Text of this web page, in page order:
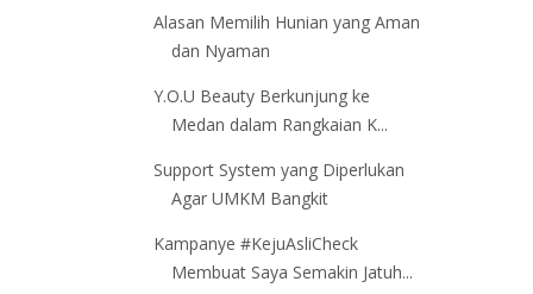
Alasan Memilih Hunian yang Aman
dan Nyaman
Y.O.U Beauty Berkunjung ke
Medan dalam Rangkaian K...
Support System yang Diperlukan
Agar UMKM Bangkit
Kampanye #KejuAsliCheck
Membuat Saya Semakin Jatuh...